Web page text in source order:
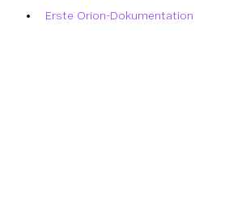
Erste Orion-Dokumentation